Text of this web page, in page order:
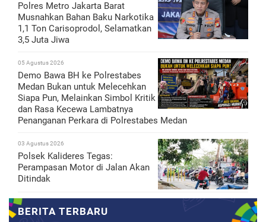
Polres Metro Jakarta Barat
Musnahkan Bahan Baku Narkotika
1,1 Ton Carisoprodol, Selamatkan
3,5 Juta Jiwa
05 Agustus 2026
Demo Bawa BH ke Polrestabes
Medan Bukan untuk Melecehkan
Siapa Pun, Melainkan Simbol Kritik
dan Rasa Kecewa Lambatnya
Penanganan Perkara di Polrestabes Medan
03 Agustus 2026
Polsek Kalideres Tegas:
Perampasan Motor di Jalan Akan
Ditindak